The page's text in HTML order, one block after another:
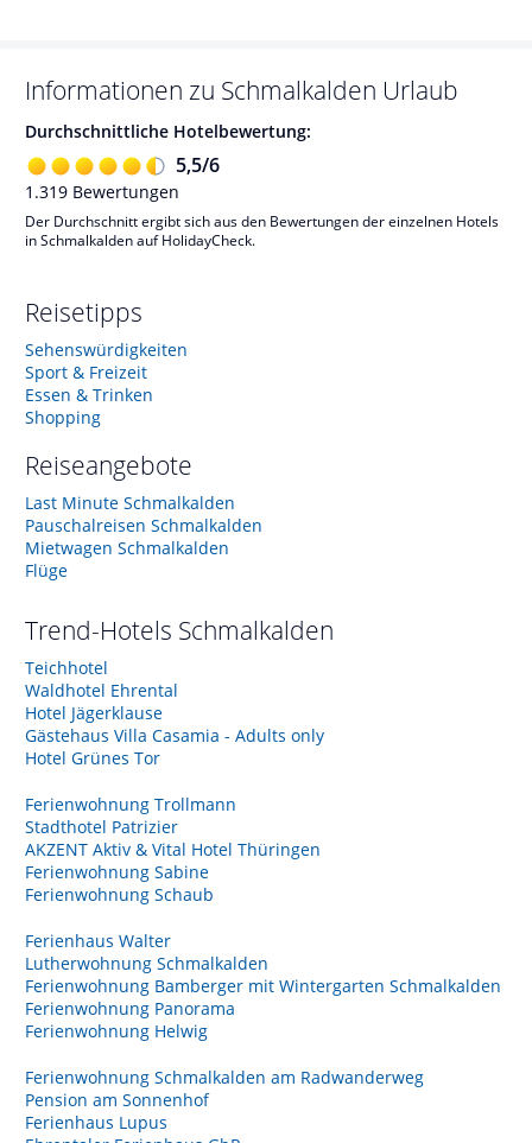
Informationen zu Schmalkalden Urlaub
Durchschnittliche Hotelbewertung:
5,5/6
1.319 Bewertungen
Der Durchschnitt ergibt sich aus den Bewertungen der einzelnen Hotels
in Schmalkalden auf HolidayCheck.
Reisetipps
Sehenswürdigkeiten
Sport & Freizeit
Essen & Trinken
Shopping
Reiseangebote
Last Minute Schmalkalden
Pauschalreisen Schmalkalden
Mietwagen Schmalkalden
Flüge
Trend-Hotels Schmalkalden
Teichhotel
Waldhotel Ehrental
Hotel Jägerklause
Gästehaus Villa Casamia - Adults only
Hotel Grünes Tor
Ferienwohnung Trollmann
Stadthotel Patrizier
AKZENT Aktiv & Vital Hotel Thüringen
Ferienwohnung Sabine
Ferienwohnung Schaub
Ferienhaus Walter
Lutherwohnung Schmalkalden
Ferienwohnung Bamberger mit Wintergarten Schmalkalden
Ferienwohnung Panorama
Ferienwohnung Helwig
Ferienwohnung Schmalkalden am Radwanderweg
Pension am Sonnenhof
Ferienhaus Lupus